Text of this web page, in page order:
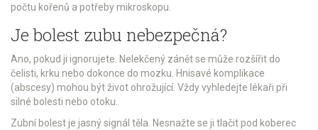
počtu kořenů a potřeby mikroskopu.
Je bolest zubu nebezpečná?
Ano, pokud ji ignorujete. Nelekčený zánět se může rozšířit do
čelisti, krku nebo dokonce do mozku. Hnisavé komplikace
(abscesy) mohou být život ohrožující. Vždy vyhledejte lékaři při
silné bolesti nebo otoku.
Zubní bolest je jasný signál těla. Nesnažte se ji tlačit pod koberec